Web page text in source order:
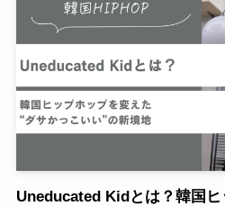
Uneducated Kidとは？韓国